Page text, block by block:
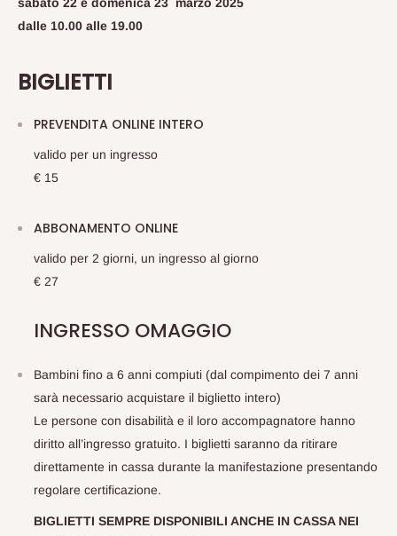
dalle 10.00 alle 19.00
BIGLIETTI
PREVENDITA ONLINE INTERO
valido per un ingresso
€ 15
ABBONAMENTO ONLINE
valido per 2 giorni, un ingresso al giorno
€ 27
INGRESSO OMAGGIO
Bambini fino a 6 anni compiuti (dal compimento dei 7 anni
sarà necessario acquistare il biglietto intero)
Le persone con disabilità e il loro accompagnatore hanno
diritto all’ingresso gratuito. I biglietti saranno da ritirare
direttamente in cassa durante la manifestazione presentando
regolare certificazione.
BIGLIETTI SEMPRE DISPONIBILI ANCHE IN CASSA NEI